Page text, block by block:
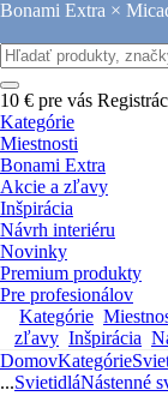
Bonami Extra ×
10 € pre vás
Kategórie
Miestnosti
Bonami Extra
Akcie a zľavy
Inšpirácia
Návrh interiéru
Novinky
Premium produkty
Pre profesionálov
Kategórie
zľavy Inšpirácia
DomovKategórie
...SvietidláNástenné